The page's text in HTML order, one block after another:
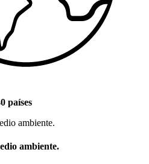
países
ambiente.